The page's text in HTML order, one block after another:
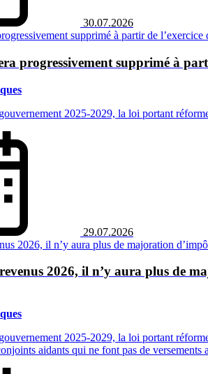
30.07.2026
progressivement supprimé à
2025‑2029, la loi portant
29.07.2026
2026, il n’y aura plus de
2025-2029, la loi portant
aidants qui ne font pas de